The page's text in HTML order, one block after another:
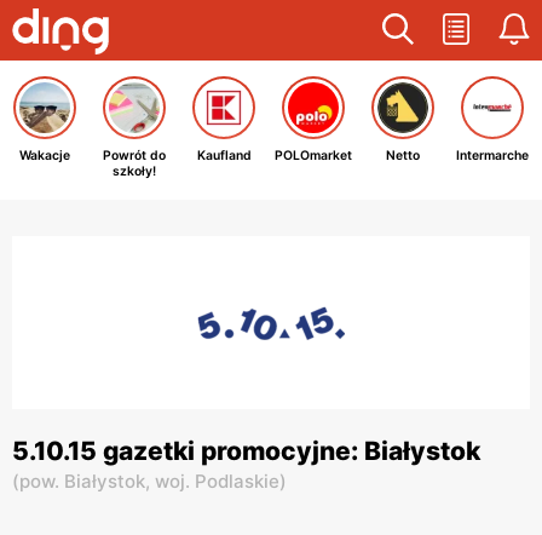
Wakacje
Powrót do
szkoły!
Kaufland POLOmarket Netto Intermarche
5.10.15 gazetki promocyjne: Białystok
(pow. Białystok, woj. Podlaskie)